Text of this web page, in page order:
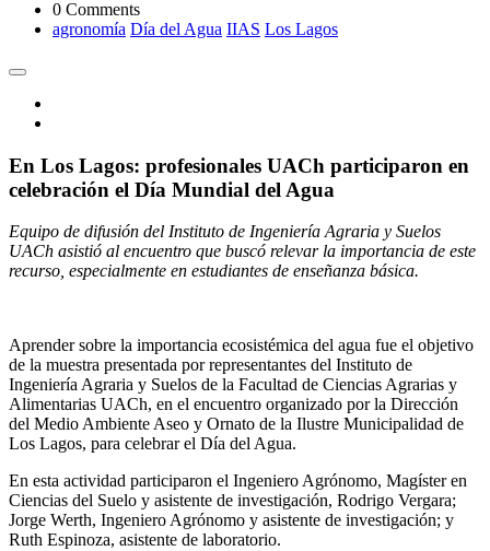
0 Comments
agronomía Día del Agua IIAS Los Lagos
En Los Lagos: profesionales UACh participaron en
celebración el Día Mundial del Agua
Equipo de difusión del Instituto de Ingeniería Agraria y Suelos
UACh asistió al encuentro que buscó relevar la importancia de este
recurso, especialmente en estudiantes de enseñanza básica.
Aprender sobre la importancia ecosistémica del agua fue el objetivo
de la muestra presentada por representantes del Instituto de
Ingeniería Agraria y Suelos de la Facultad de Ciencias Agrarias y
Alimentarias UACh, en el encuentro organizado por la Dirección
del Medio Ambiente Aseo y Ornato de la Ilustre Municipalidad de
Los Lagos, para celebrar el Día del Agua.
En esta actividad participaron el Ingeniero Agrónomo, Magíster en
Ciencias del Suelo y asistente de investigación, Rodrigo Vergara;
Jorge Werth, Ingeniero Agrónomo y asistente de investigación; y
Ruth Espinoza, asistente de laboratorio.